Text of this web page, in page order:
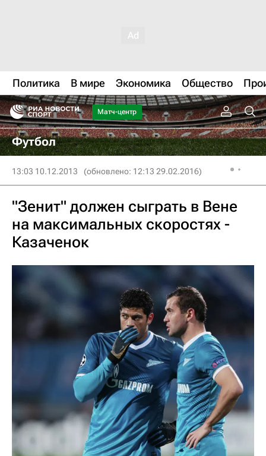
Политика В мире Экономика Общество
Матч-центр
Футбол
13:03 10.12.2013 (обновлено: 12:13 29.02.2016)
"Зенит" должен сыграть в Вене
на максимальных скоростях -
Казаченок